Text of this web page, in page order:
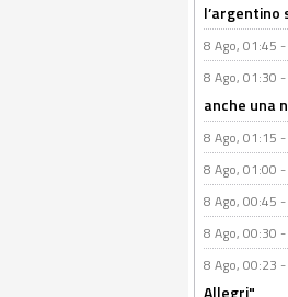
8 Ago, 01:45 -
8 Ago, 01:30 -
anche una
8 Ago, 01:15 -
8 Ago, 01:00 -
8 Ago, 00:45 -
8 Ago, 00:30 -
8 Ago, 00:23 -
Allegri"